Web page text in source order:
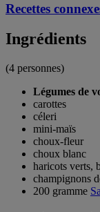
Recettes
Ingrédients
(4 personnes)
Légumes de
carottes
céleri
mini-maïs
choux-fleur
choux blanc
haricots verts,
champignons
200 gramme